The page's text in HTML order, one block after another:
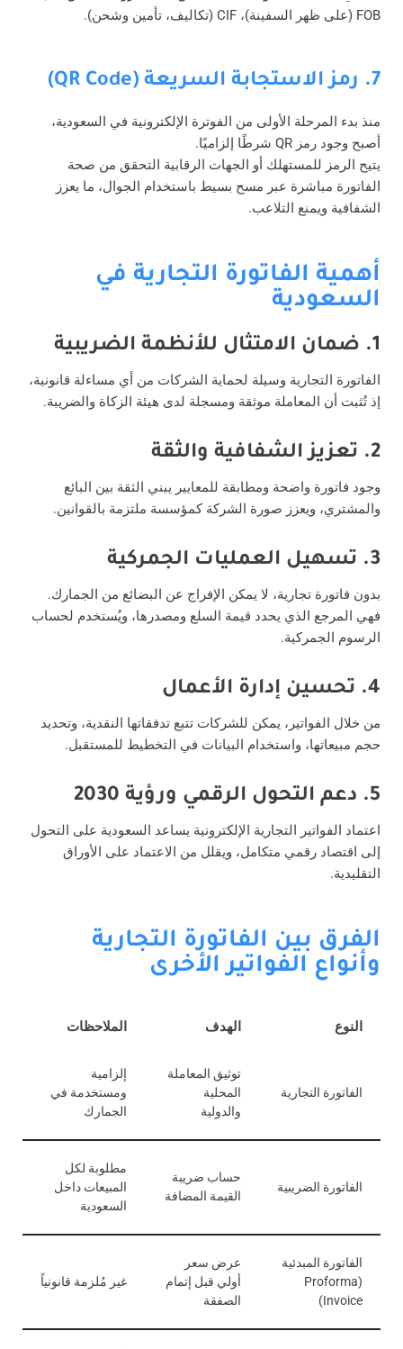
FOB (على ظهر السفينة)، CIF (تكاليف، تأمين وشحن).
7. رمز الاستجابة السريعة (QR Code)
منذ بدء المرحلة الأولى من الفوترة الإلكترونية في السعودية،
أصبح وجود رمز QR شرطًا إلزاميًا.
يتيح الرمز للمستهلك أو الجهات الرقابية التحقق من صحة
الفاتورة مباشرة عبر مسح بسيط باستخدام الجوال، ما يعزز
الشفافية ويمنع التلاعب.
أهمية الفاتورة التجارية في
السعودية
1. ضمان الامتثال للأنظمة الضريبية
الفاتورة التجارية وسيلة لحماية الشركات من أي مساءلة قانونية،
إذ تُثبت أن المعاملة موثقة ومسجلة لدى هيئة الزكاة والضريبة.
2. تعزيز الشفافية والثقة
وجود فاتورة واضحة ومطابقة للمعايير يبني الثقة بين البائع
والمشتري، ويعزز صورة الشركة كمؤسسة ملتزمة بالقوانين.
3. تسهيل العمليات الجمركية
بدون فاتورة تجارية، لا يمكن الإفراج عن البضائع من الجمارك.
فهي المرجع الذي يحدد قيمة السلع ومصدرها، ويُستخدم لحساب
الرسوم الجمركية.
4. تحسين إدارة الأعمال
من خلال الفواتير، يمكن للشركات تتبع تدفقاتها النقدية، وتحديد
حجم مبيعاتها، واستخدام البيانات في التخطيط للمستقبل.
5. دعم التحول الرقمي ورؤية 2030
اعتماد الفواتير التجارية الإلكترونية يساعد السعودية على التحول
إلى اقتصاد رقمي متكامل، ويقلل من الاعتماد على الأوراق
التقليدية.
الفرق بين الفاتورة التجارية
وأنواع الفواتير الأخرى
النوع الهدف الملاحظات
الفاتورة التجارية
توثيق المعاملة
المحلية
والدولية
إلزامية
ومستخدمة في
الجمارك
الفاتورة الضريبية
حساب ضريبة
القيمة المضافة
مطلوبة لكل
المبيعات داخل
السعودية
الفاتورة المبدئية
(Proforma
Invoice)
عرض سعر
أولي قبل إتمام
الصفقة
غير مُلزمة قانونياً